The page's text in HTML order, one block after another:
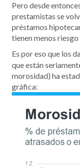
Pero desde
prestamistas se
préstamos
tienen menos
Es por eso que los
que están
morosidad) ha
gráfica: